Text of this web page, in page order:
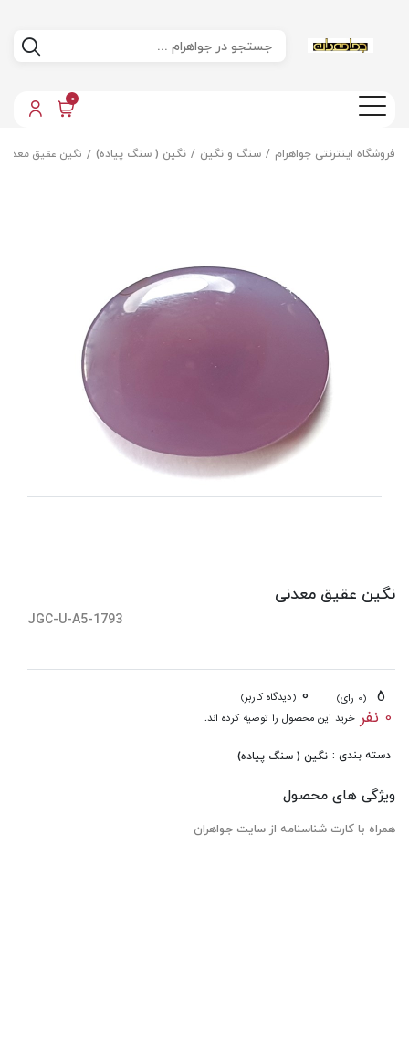
0
فروشگاه اینترنتی جواهرام سنگ و نگین نگین ( سنگ پیاده) نگین عقیق معدنی
نگین عقیق معدنی
JGC-U-A5-1793
(0 رای) 0 (دیدگاه کاربر)
0 نفر خرید این محصول را توصیه کرده اند.
دسته بندی : نگین ( سنگ پیاده)
ویژگی های محصول
همراه با کارت شناسنامه از سایت جواهران